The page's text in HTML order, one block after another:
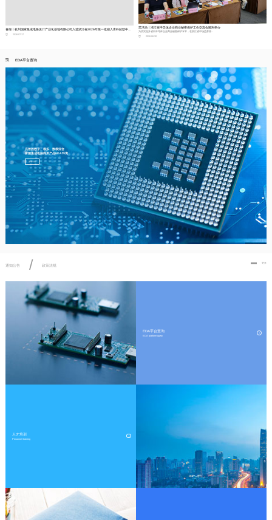
喜报丨杭州国家集成电路设计产业化基地有限公司入选浙江省2026年第一批拟入库科技型中小企业名单
2026-07-17
芯活动丨浙江省半导体企业商业秘密保护工作交流会顺利举办
为切实提升省内半导体企业商业秘密保护水平，在浙江省市场监督管...
2026-06-30
EDA平台查询
完善的数字、模拟、数模混合
射频集成电路商用产品EDA环境
查看详情
通知公告 / 政策法规
更多
EDA平台查询
EDA platform query
人才培训
Personnel training